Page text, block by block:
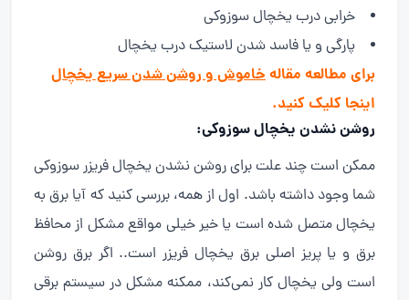
خرابی درب یخچال سوزوکی
پارگی و یا فاسد شدن لاستیک درب یخچال
برای مطالعه مقالهخاموش و روشن شدن سریع یخچال
اینجا کلیک کنید.
روشن نشدن یخچال سوزوکی:
ممکن است چند علت برای روشن نشدن یخچال فریزر سوزوکی
شما وجود داشته باشد. اول از همه، بررسی کنید که آیا برق به
یخچال متصل شده است یا خیر خیلی مواقع مشکل از محافظ
برق و یا پریز اصلی برق یخچال فریزر است.. اگر برق روشن
است ولی یخچال کار نمی‌کند، ممکنه مشکل در سیستم برقی